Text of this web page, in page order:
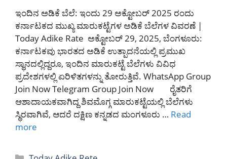
ಇಂದಿನ ಅಡಿಕೆ ಬೆಲೆ: ಇಂದು 29 ಅಕ್ಟೋಬರ್ 2025 ರಂದು
ಕರ್ನಾಟಕದ ಮುಖ್ಯ ಮಾರುಕಟ್ಟೆಗಳ ಅಡಿಕೆ ಬೆಲೆಗಳ ವಿವರಣೆ |
Today Adike Rate ಅಕ್ಟೋಬರ್ 29, 2025, ಬೆಂಗಳೂರು:
ಕರ್ನಾಟಕವು ಭಾರತದ ಅಡಿಕೆ ಉತ್ಪಾದನೆಯಲ್ಲಿ ಪ್ರಮುಖ
ಸ್ಥಾನದಲ್ಲಿದ್ದರೂ, ಇಂದಿನ ಮಾರುಕಟ್ಟೆ ಬೆಲೆಗಳು ವಿವಿಧ
ಪ್ರದೇಶಗಳಲ್ಲಿ ಏರಿಳಿತಗಳನ್ನು ತೋರುತ್ತಿವೆ. WhatsApp Group
Join Now Telegram Group Join Now ರೈತರಿಗೆ
ಆಶಾದಾಯಕವಾಗಿದ್ದ ಶಿವಮೊಗ್ಗ ಮಾರುಕಟ್ಟೆಯಲ್ಲಿ ಬೆಲೆಗಳು
ಸ್ಥಿರವಾಗಿವೆ, ಆದರೆ ದಕ್ಷಿಣ ಕನ್ನಡದ ಮಂಗಳೂರು … Read
more
Categories